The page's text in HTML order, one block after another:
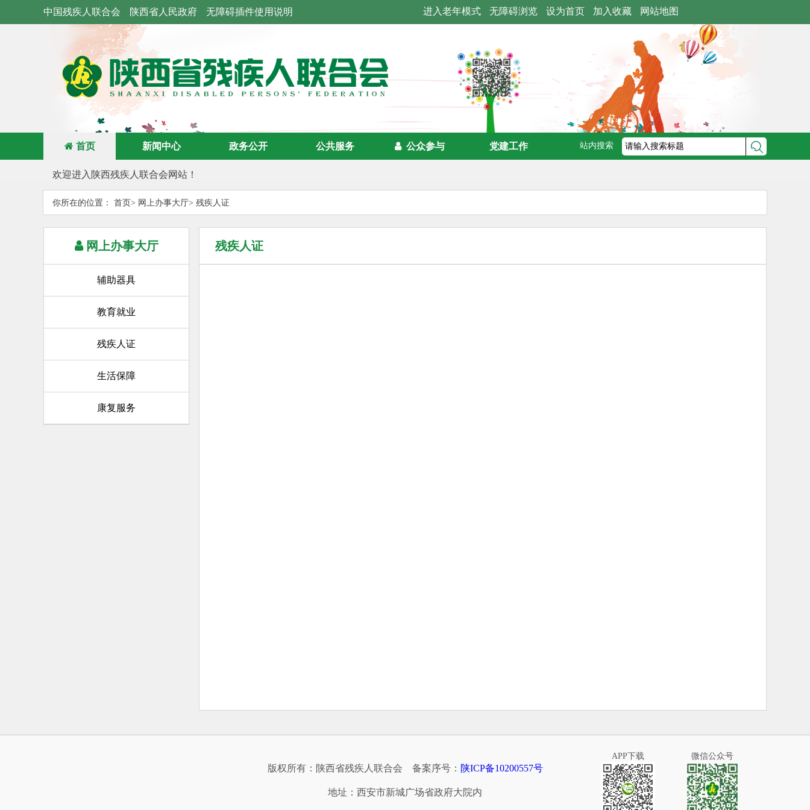
中国残疾人联合会 陕西省人民政府 无障碍插件使用说明 进入老年模式 无障碍浏览 设为首页 加入收藏 网站地图
首页 新闻中心 政务公开 公共服务 公众参与 党建工作 站内搜索
欢迎进入陕西残疾人联合会网站！
你所在的位置： 首页> 网上办事大厅> 残疾人证
网上办事大厅
辅助器具
教育就业
残疾人证
生活保障
康复服务
残疾人证
版权所有：陕西省残疾人联合会 备案序号： 陕ICP备10200557号
地址：西安市新城广场省政府大院内
微信公众号
APP下载